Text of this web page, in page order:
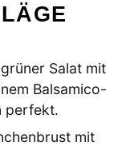
Salat mit
Balsamico-
perfekt.
mit